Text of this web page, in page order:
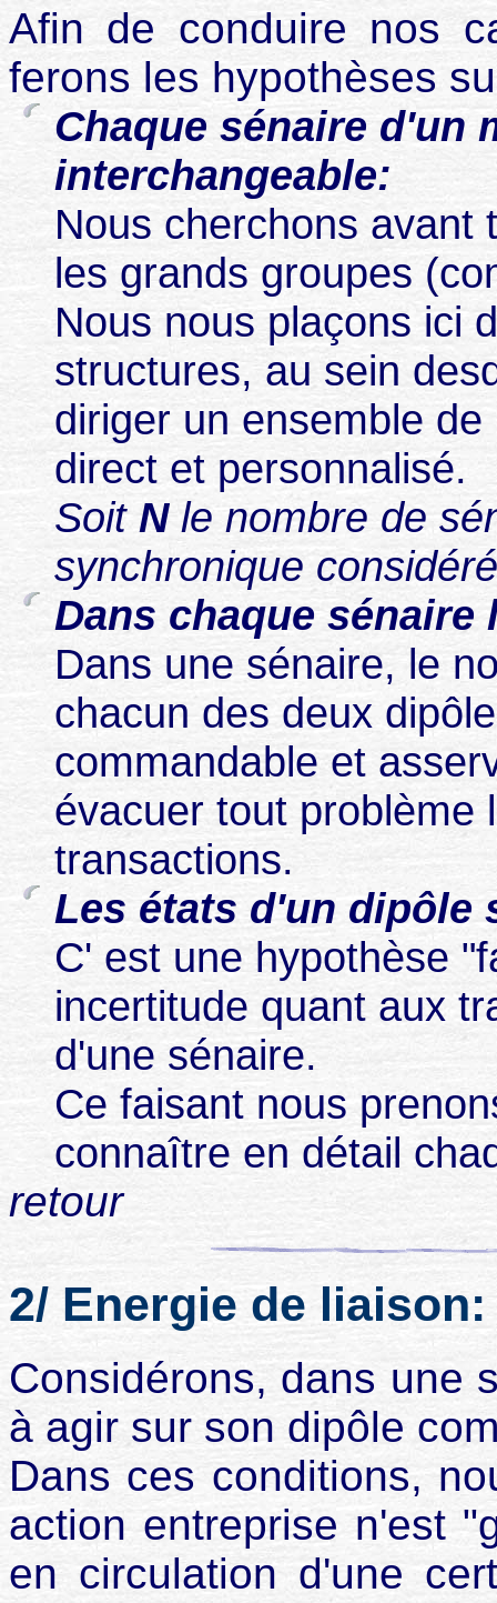
Afin de conduire nos
ferons les hypothèses
Chaque sénaire d'un
interchangeable:
Nous cherchons avant
les grands groupes
Nous nous plaçons ici
structures, au sein
diriger un ensemble
direct et personnalisé.
Soit Nle nombre de
synchronique
Dans chaque
Dans une sénaire, le
chacun des deux
commandable et
évacuer tout problème
transactions.
Les états d'un dipôle
C' est une hypothèse
incertitude quant aux
d'une sénaire.
Ce faisant nous
connaître en détail
retour
2/ Energie de liaison:
Considérons, dans une
à agir sur son dipôle
Dans ces conditions,
action entreprise n'est
en circulation d'une